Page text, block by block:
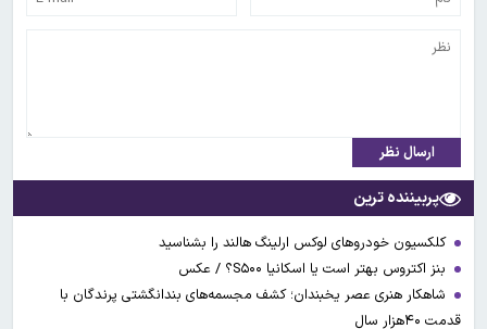
ارسال نظر
پربیننده ترین
کلکسیون خودروهای لوکس ارلینگ هالند را بشناسید
بنز اکتروس بهتر است یا اسکانیا S۵۰۰؟ / عکس
شاهکار هنری عصر یخبندان؛ کشف مجسمه‌های بندانگشتی‌ پرندگان با
قدمت ۴۰هزار سال